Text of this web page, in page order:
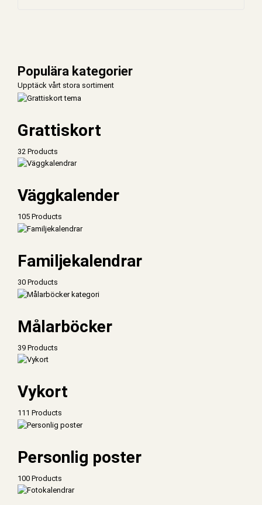
Populära kategorier
Upptäck vårt stora sortiment
Grattiskort
32 Products
Väggkalender
105 Products
Familjekalendrar
30 Products
Målarböcker
39 Products
Vykort
111 Products
Personlig poster
100 Products